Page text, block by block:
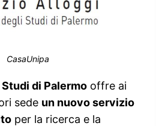
CasaUnipa
di Palermooffre ai
sede un nuovo servizio
per la ricerca e la